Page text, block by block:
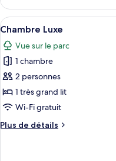
le
type
de
chambre
Chambre
Luxe
Afficher
toutes
les
photos
pour
ce
type
chambre :
4
Chambre Luxe
Vue sur le parc
1 chambre
2 personnes
1 très grand lit
Wi-Fi gratuit
Plus de détails
Plus